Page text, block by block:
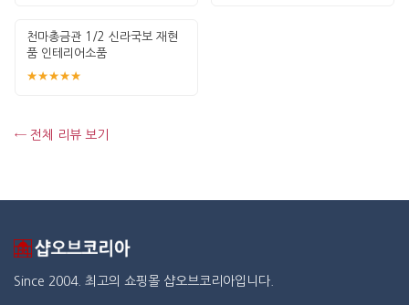
천마총금관 1/2 신라국보 재현
품 인테리어소품
★★★★★
← 전체 리뷰 보기
Since 2004. 최고의 쇼핑몰 샵오브코리아입니다.